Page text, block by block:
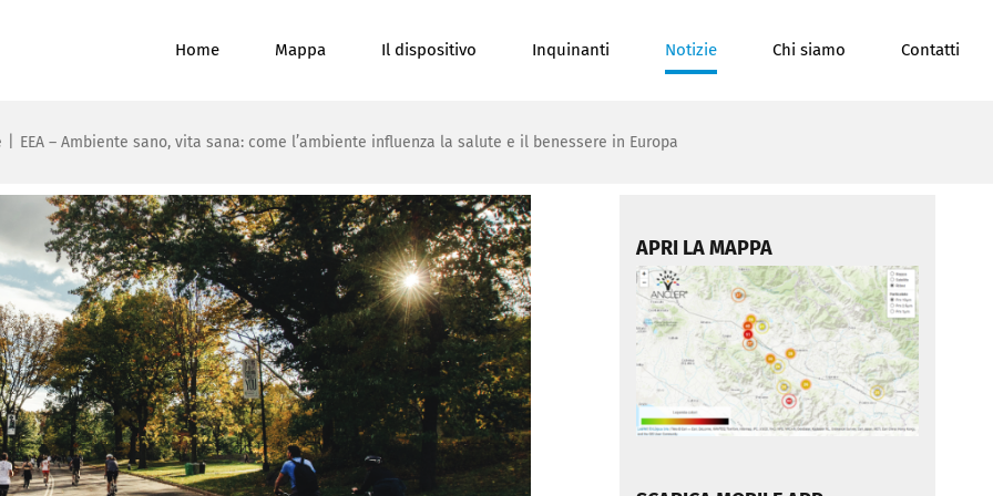
Home Mappa Il dispositivo Inquinanti Notizie Chi siamo Contatti
EEA – Ambiente sano, vita sana: come l’ambiente influenza la salute e il benessere in Europa
APRI LA MAPPA